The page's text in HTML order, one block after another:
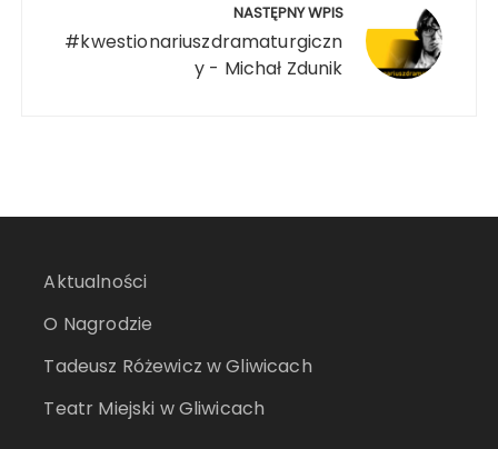
NASTĘPNY WPIS
#kwestionariuszdramaturgiczn
y - Michał Zdunik
Aktualności
O Nagrodzie
Tadeusz Różewicz w Gliwicach
Teatr Miejski w Gliwicach